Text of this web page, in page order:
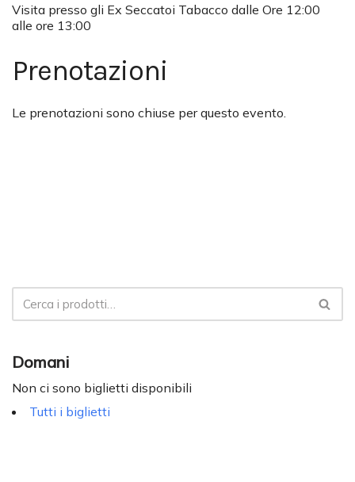
Visita presso gli Ex Seccatoi Tabacco dalle Ore 12:00
alle ore 13:00
Prenotazioni
Le prenotazioni sono chiuse per questo evento.
Domani
Non ci sono biglietti disponibili
Tutti i biglietti